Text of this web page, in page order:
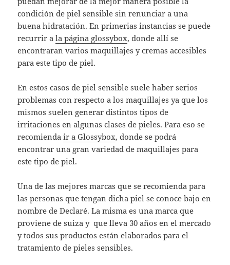
condición de piel sensible sin renunciar a una
buena hidratación. En primerias instancias se puede
recurrir ala página glossybox, donde allí se
encontraran varios maquillajes y cremas accesibles
para este tipo de piel.
En estos casos de piel sensible suele haber serios
problemas con respecto a los maquillajes ya que los
mismos suelen generar distintos tipos de
irritaciones en algunas clases de pieles. Para eso se
recomiendair a Glossybox, donde se podrá
encontrar una gran variedad de maquillajes para
este tipo de piel.
Una de las mejores marcas que se recomienda para
las personas que tengan dicha piel se conoce bajo en
nombre de Declaré. La misma es una marca que
proviene de suiza y que lleva 30 años en el mercado
y todos sus productos están elaborados para el
tratamiento de pieles sensibles.